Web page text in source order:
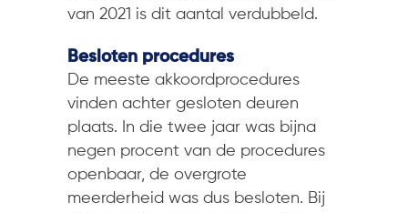
van 2021 is dit aantal verdubbeld.
Besloten procedures
De meeste akkoordprocedures
vinden achter gesloten deuren
plaats. In die twee jaar was bijna
negen procent van de procedures
openbaar, de overgrote
meerderheid was dus besloten. Bij